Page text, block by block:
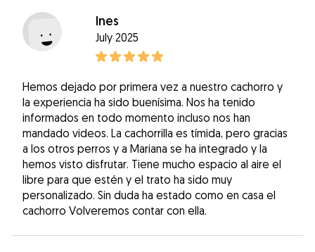
Ines
July 2025
Hemos dejado por primera vez a nuestro cachorro y
la experiencia ha sido buenísima. Nos ha tenido
informados en todo momento incluso nos han
mandado videos. La cachorrilla es tímida, pero gracias
a los otros perros y a Mariana se ha integrado y la
hemos visto disfrutar. Tiene mucho espacio al aire el
libre para que estén y el trato ha sido muy
personalizado. Sin duda ha estado como en casa el
cachorro Volveremos contar con ella.